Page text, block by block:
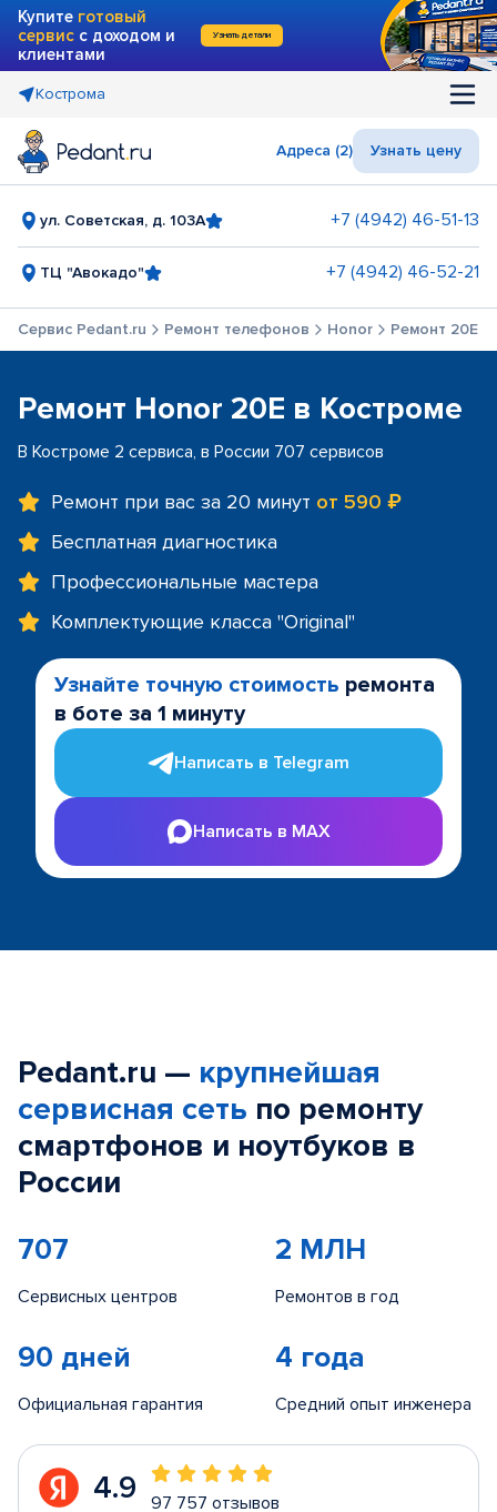
Купите готовый
сервис с доходом и
клиентами
Узнать детали
Кострома
Адреса (2) Узнать цену
ул. Советская, д. 103А +7 (4942) 46-51-13
ТЦ "Авокадо" +7 (4942) 46-52-21
Сервис Pedant.ru Ремонт телефонов Honor Ремонт 20E
Ремонт Honor 20E в Костроме
В Костроме 2 сервиса, в России 707 сервисов
Ремонт при вас за 20 минут от 590 ₽
Бесплатная диагностика
Профессиональные мастера
Комплектующие класса "Original"
Узнайте точную стоимость ремонта
в боте за 1 минуту
Написать в Telegram
Написать в MAX
Pedant.ru — крупнейшая
сервисная сеть по ремонту
смартфонов и ноутбуков в
России
707
Сервисных центров
2 МЛН
Ремонтов в год
90 дней
Официальная гарантия
4 года
Средний опыт инженера
4.9 97 757 отзывов